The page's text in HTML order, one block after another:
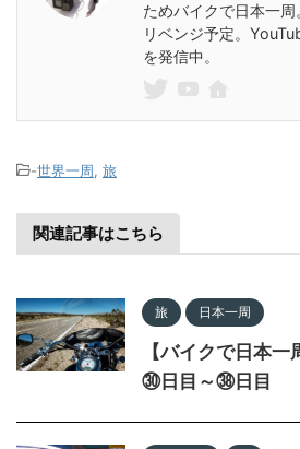
ためバイクで日本一
リベンジ予定。
を発信中。
-世界一周 旅
関連記事はこちら
旅 日本一周
【バイクで日本
㉚日目～㊳日目